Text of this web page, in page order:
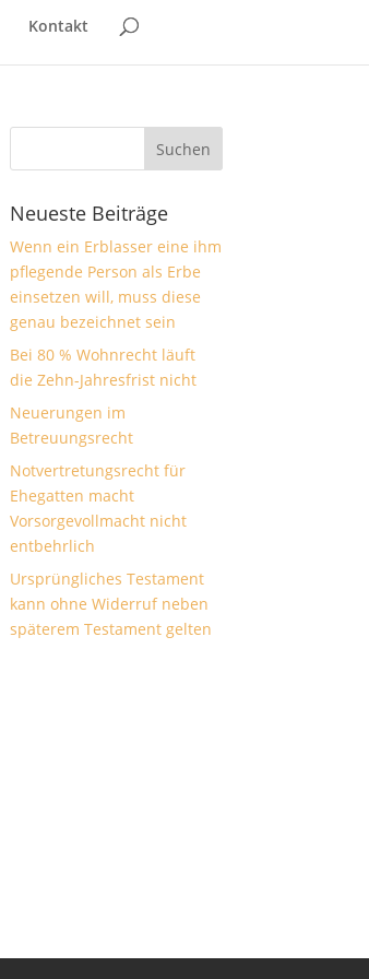
Kontakt
Neueste Beiträge
Wenn ein Erblasser eine ihm
pflegende Person als Erbe
einsetzen will, muss diese
genau bezeichnet sein
Bei 80 % Wohnrecht läuft
die Zehn-Jahresfrist nicht
Neuerungen im
Betreuungsrecht
Notvertretungsrecht für
Ehegatten macht
Vorsorgevollmacht nicht
entbehrlich
Ursprüngliches Testament
kann ohne Widerruf neben
späterem Testament gelten